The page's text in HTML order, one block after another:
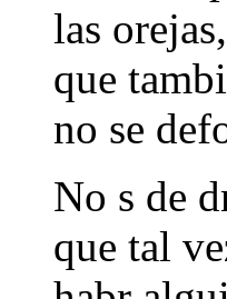
las
que
no se
No s de
que tal